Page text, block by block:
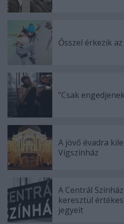
Ősszel érkezik
"Csak
A jövő évadra
Vígszínház
A Centrál
keresztül
jegyeit